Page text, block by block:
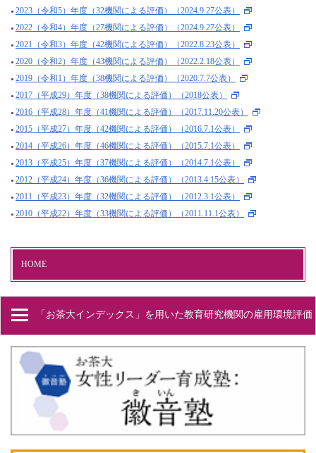
2023（令和5）年度（32機関による評価）（2024.9.27公表）
2022（令和4）年度（27機関による評価）（2024.9.27公表）
2021（令和3）年度（42機関による評価）（2022.8.23公表）
2020（令和2）年度（43機関による評価）（2022.2.18公表）
2019（令和1）年度（38機関による評価）（2020.7.7公表）
2017（平成29）年度（38機関による評価）（2018公表）
2016（平成28）年度（41機関による評価）（2017.11.20公表）
2015（平成27）年度（42機関による評価）（2016.7.1公表）
2014（平成26）年度（46機関による評価）（2015.7.1公表）
2013（平成25）年度（37機関による評価）（2014.7.1公表）
2012（平成24）年度（36機関による評価）（2013.4.15公表）
2011（平成23）年度（32機関による評価）（2012.3.1公表）
2010（平成22）年度（33機関による評価）（2011.11.1公表）
HOME
「お茶大インデックス」を用いた教育研究機関の雇用環境評価